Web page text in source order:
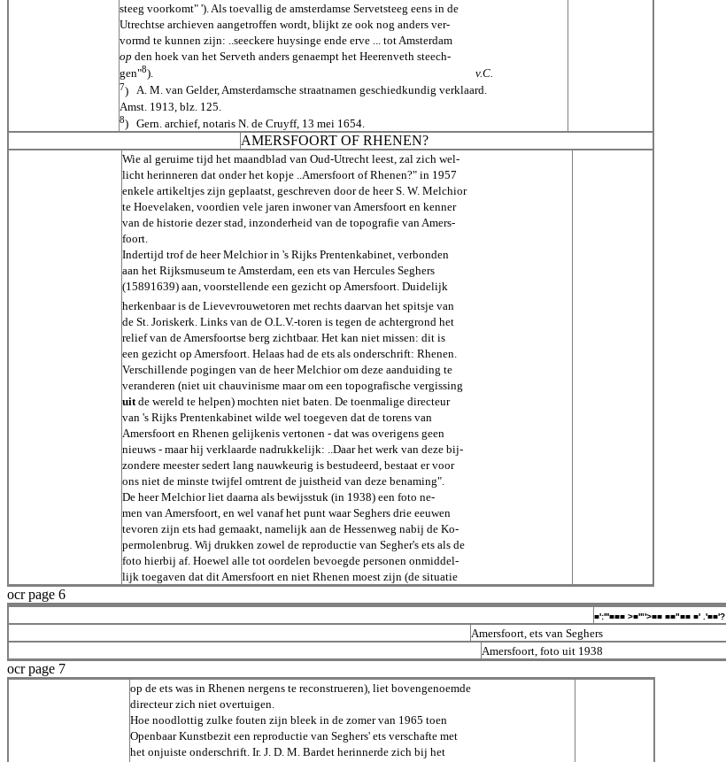
steeg voorkomt" '). Als toevallig de amsterdamse Servetsteeg eens in de
Utrechtse archieven aangetroffen wordt, blijkt ze ook nog anders ver-
vormd te kunnen zijn: ..seeckere huysinge ende erve ... tot Amsterdam
op den hoek van het Serveth anders genaempt het Heerenveth steech-
gen"8). v.C.
7) A. M. van Gelder, Amsterdamsche straatnamen geschiedkundig verklaard.
Amst. 1913, blz. 125.
8) Gern. archief, notaris N. de Cruyff, 13 mei 1654.
AMERSFOORT OF RHENEN?
Wie al geruime tijd het maandblad van Oud-Utrecht leest, zal zich wel-
licht herinneren dat onder het kopje ..Amersfoort of Rhenen?" in 1957
enkele artikeltjes zijn geplaatst, geschreven door de heer S. W. Melchior
te Hoevelaken, voordien vele jaren inwoner van Amersfoort en kenner
van de historie dezer stad, inzonderheid van de topografie van Amers-
foort.
Indertijd trof de heer Melchior in 's Rijks Prentenkabinet, verbonden
aan het Rijksmuseum te Amsterdam, een ets van Hercules Seghers
(15891639) aan, voorstellende een gezicht op Amersfoort. Duidelijk
herkenbaar is de Lievevrouwetoren met rechts daarvan het spitsje van
de St. Joriskerk. Links van de O.L.V.-toren is tegen de achtergrond het
relief van de Amersfoortse berg zichtbaar. Het kan niet missen: dit is
een gezicht op Amersfoort. Helaas had de ets als onderschrift: Rhenen.
Verschillende pogingen van de heer Melchior om deze aanduiding te
veranderen (niet uit chauvinisme maar om een topografische vergissing
uitde wereld te helpen) mochten niet baten. De toenmalige directeur
van 's Rijks Prentenkabinet wilde wel toegeven dat de torens van
Amersfoort en Rhenen gelijkenis vertonen - dat was overigens geen
nieuws - maar hij verklaarde nadrukkelijk: ..Daar het werk van deze bij-
zondere meester sedert lang nauwkeurig is bestudeerd, bestaat er voor
ons niet de minste twijfel omtrent de juistheid van deze benaming".
De heer Melchior liet daarna als bewijsstuk (in 1938) een foto ne-
men van Amersfoort, en wel vanaf het punt waar Seghers drie eeuwen
tevoren zijn ets had gemaakt, namelijk aan de Hessenweg nabij de Ko-
permolenbrug. Wij drukken zowel de reproductie van Segher's ets als de
foto hierbij af. Hoewel alle tot oordelen bevoegde personen onmiddel-
lijk toegaven dat dit Amersfoort en niet Rhenen moest zijn (de situatie
ocr page 6
■':'''■■■ >■'"'>■■ ■■"■■ ■' .'■■'?
Amersfoort, ets van Seghers
Amersfoort, foto uit 1938
ocr page 7
op de ets was in Rhenen nergens te reconstrueren), liet bovengenoemde
directeur zich niet overtuigen.
Hoe noodlottig zulke fouten zijn bleek in de zomer van 1965 toen
Openbaar Kunstbezit een reproductie van Seghers' ets verschafte met
het onjuiste onderschrift. Ir. J. D. M. Bardet herinnerde zich bij het